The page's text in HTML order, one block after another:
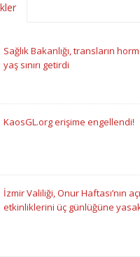
Sağlık Bakanlığı, transların
yaş sınırı getirdi
KaosGL.org erişime engellendi!
İzmir Valiliği, Onur Haftası’nın
etkinliklerini üç günlüğüne